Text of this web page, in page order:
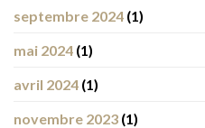
septembre 2024 (1)
mai 2024 (1)
avril 2024 (1)
novembre 2023 (1)